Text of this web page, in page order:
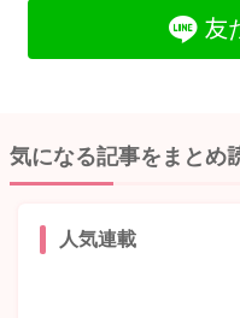
友
気になる記事をまとめ
人気連載